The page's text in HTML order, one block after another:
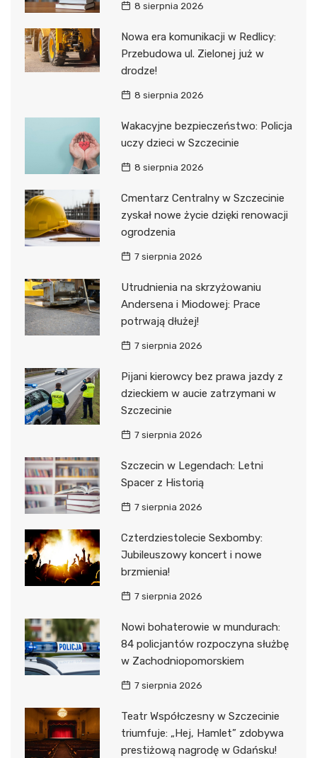
8 sierpnia 2026
Nowa era komunikacji w Redlicy:
Przebudowa ul. Zielonej już w
drodze!
8 sierpnia 2026
Wakacyjne bezpieczeństwo: Policja
uczy dzieci w Szczecinie
8 sierpnia 2026
Cmentarz Centralny w Szczecinie
zyskał nowe życie dzięki renowacji
ogrodzenia
7 sierpnia 2026
Utrudnienia na skrzyżowaniu
Andersena i Miodowej: Prace
potrwają dłużej!
7 sierpnia 2026
Pijani kierowcy bez prawa jazdy z
dzieckiem w aucie zatrzymani w
Szczecinie
7 sierpnia 2026
Szczecin w Legendach: Letni
Spacer z Historią
7 sierpnia 2026
Czterdziestolecie Sexbomby:
Jubileuszowy koncert i nowe
brzmienia!
7 sierpnia 2026
Nowi bohaterowie w mundurach:
84 policjantów rozpoczyna służbę
w Zachodniopomorskiem
7 sierpnia 2026
Teatr Współczesny w Szczecinie
triumfuje: „Hej, Hamlet” zdobywa
prestiżową nagrodę w Gdańsku!